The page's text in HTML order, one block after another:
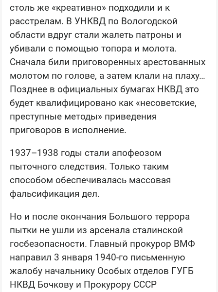
столь же «креативно» подходили и к
расстрелам. В УНКВД по Вологодской
области вдруг стали жалеть патроны и
убивали с помощью топора и молота.
Сначала били приговоренных арестованных
молотом по голове, а затем клали на плаху…
Позднее в официальных бумагах НКВД это
будет квалифицировано как «несоветские,
преступные методы» приведения
приговоров в исполнение.
1937–1938 годы стали апофеозом
пыточного следствия. Только таким
способом обеспечивалась массовая
фальсификация дел.
Но и после окончания Большого террора
пытки не ушли из арсенала сталинской
госбезопасности. Главный прокурор ВМФ
направил 3 января 1940-го письменную
жалобу начальнику Особых отделов ГУГБ
НКВД Бочкову и Прокурору СССР